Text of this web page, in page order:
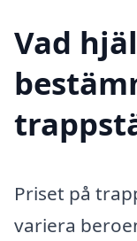
Vad
Priset på
variera